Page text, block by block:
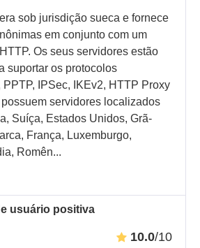
sob jurisdição sueca e fornece
em conjunto com um
Os seus servidores estão
suportar os protocolos
PPTP, IPSec, IKEv2, HTTP Proxy
servidores localizados
Suíça, Estados Unidos, Grã-
França, Luxemburgo,
Romên...
usuário positiva
10.0/10